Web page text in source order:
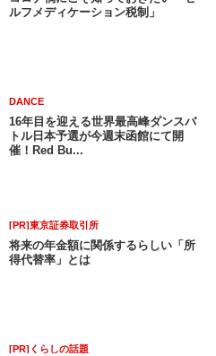
ルフメディケーション税制」
DANCE
16年目を迎える世界最高峰ダンスバ
トル日本予選が今週末函館にて開
催！Red Bu...
[PR]東京証券取引所
将来の年金額に関係するらしい「所
得代替率」とは
[PR]くらしの話題